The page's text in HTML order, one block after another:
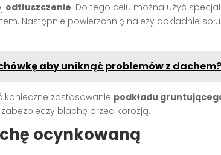
odtłuszczenie. Do tego celu można użyć
Następnie powierzchnię należy dokładnie
aby uniknąć problemów z dachem?
zastosowanie podkładu
blachę przed korozją.
ocynkowaną